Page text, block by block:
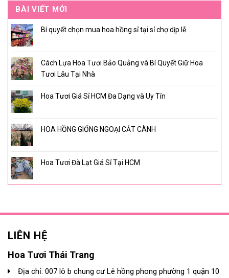
BÀI VIẾT MỚI
Bí quyết chọn mua hoa hồng sỉ tại sỉ chợ dịp lễ
Cách Lựa Hoa Tươi Bảo Quảng và Bí Quyết Giữ Hoa
Tươi Lâu Tại Nhà
Hoa Tươi Giá Sỉ HCM Đa Dạng và Uy Tín
HOA HỒNG GIỐNG NGOẠI CẮT CÀNH
Hoa Tươi Đà Lạt Giá Sỉ Tại HCM
LIÊN HỆ
Hoa Tươi Thái Trang
Địa chỉ: 007 lô b chung cư Lê hồng phong phường 1 quận 10